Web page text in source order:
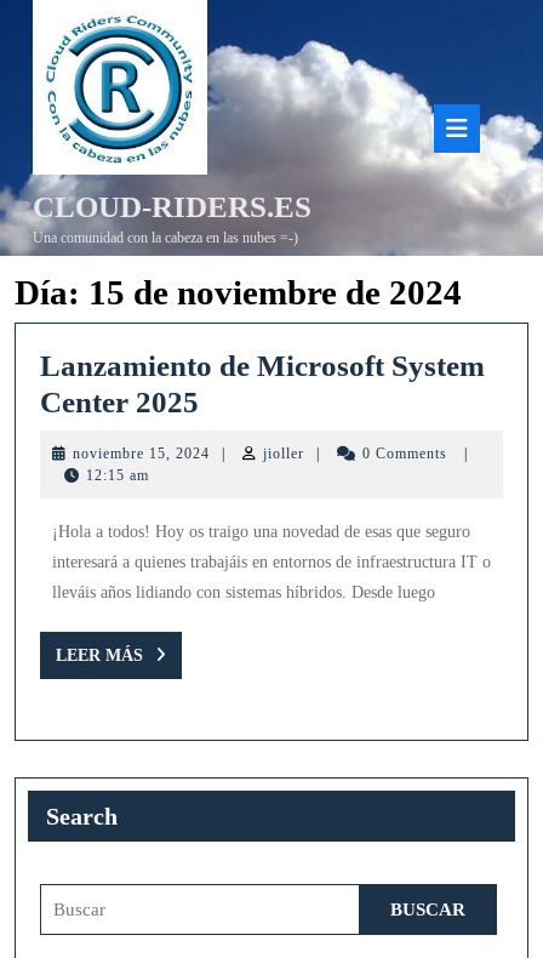
contenido
CLOUD-RIDERS.ES
Una comunidad con la cabeza en las nubes =-)
de
Día: 15 de noviembre de 2024
Lanzamiento de Microsoft System
Center 2025
Center
2025
noviembre 15, 2024 noviembrejioller jioller 0 Comments
12:15 am
¡Hola a todos! Hoy os traigo una novedad de esas que seguro
interesará a quienes trabajáis en entornos de infraestructura IT o
lleváis años lidiando con sistemas híbridos. Desde luego
LEER MÁS
MÁS
Search